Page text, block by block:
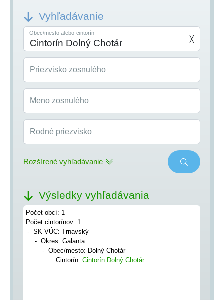
Vyhľadávanie
Obec/mesto alebo cintorín
╳
Priezvisko zosnulého
Meno zosnulého
Rodné priezvisko
Rozšírené vyhľadávanie
Výsledky vyhľadávania
Počet obcí: 1
Počet cintorínov: 1
SK VÚC: Trnavský
Okres: Galanta
Obec/mesto: Dolný Chotár
Cintorín: Cintorín Dolný Chotár